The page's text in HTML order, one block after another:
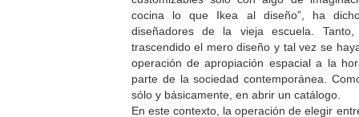
cocina lo que Ikea al diseño”, ha
diseñadores de la vieja escuela.
trascendido el mero diseño y tal vez se
operación de apropiación espacial a la
parte de la sociedad contemporánea.
sólo y básicamente, en abrir un catálogo.
En este contexto, la operación de elegir